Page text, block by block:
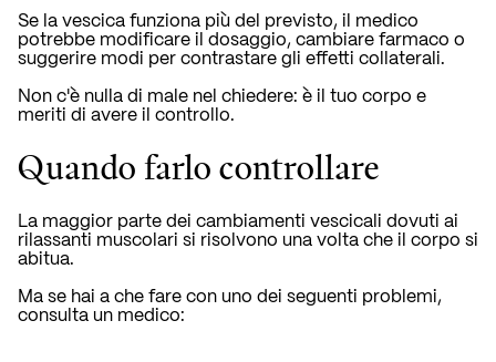
Se la vescica funziona più del previsto, il medico
potrebbe modificare il dosaggio, cambiare farmaco o
suggerire modi per contrastare gli effetti collaterali.
Non c'è nulla di male nel chiedere: è il tuo corpo e
meriti di avere il controllo.
Quando farlo controllare
La maggior parte dei cambiamenti vescicali dovuti ai
rilassanti muscolari si risolvono una volta che il corpo si
abitua.
Ma se hai a che fare con uno dei seguenti problemi,
consulta un medico: